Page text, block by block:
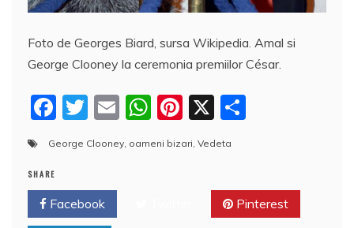
Foto de Georges Biard, sursa Wikipedia. Amal si
George Clooney la ceremonia premiilor César.
F
c
e
b
T
w
itt
er
E
ai
W
h
at
Pi
nt
er
X
aj
e
George Clooney oameni bizari Vedeta
SHARE
Facebook Pinterest